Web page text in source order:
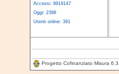
Accessi: 9919147
Oggi: 2398
Utenti online: 391
Progetto Cofinanziato Misura